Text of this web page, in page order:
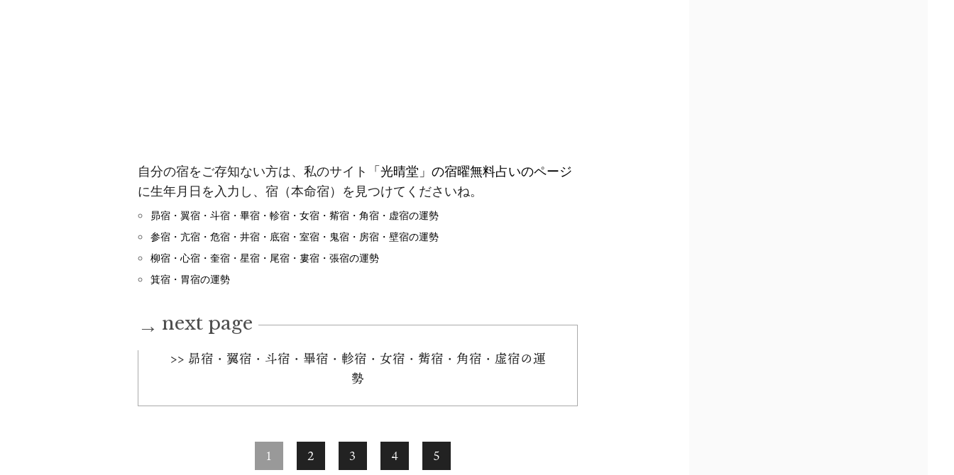
自分の宿をご存知ない方は、私のサイト 「光晴堂」の宿曜無料占いのページ
に生年月日を入力し、宿（本命宿）を見つけてくださいね。
昴宿・翼宿・斗宿・畢宿・軫宿・女宿・觜宿・角宿・虚宿の運勢
参宿・亢宿・危宿・井宿・底宿・室宿・鬼宿・房宿・壁宿の運勢
柳宿・心宿・奎宿・星宿・尾宿・婁宿・張宿の運勢
箕宿・胃宿の運勢
→ next page
>> 昴宿・翼宿・斗宿・畢宿・軫宿・女宿・觜宿・角宿・虚宿の運
勢
1 2 3 4 5